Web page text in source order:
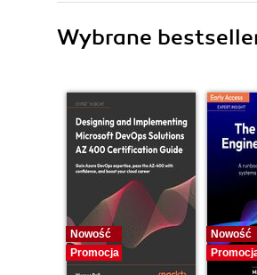
Wybrane
Nowość
Promocja
Nowość